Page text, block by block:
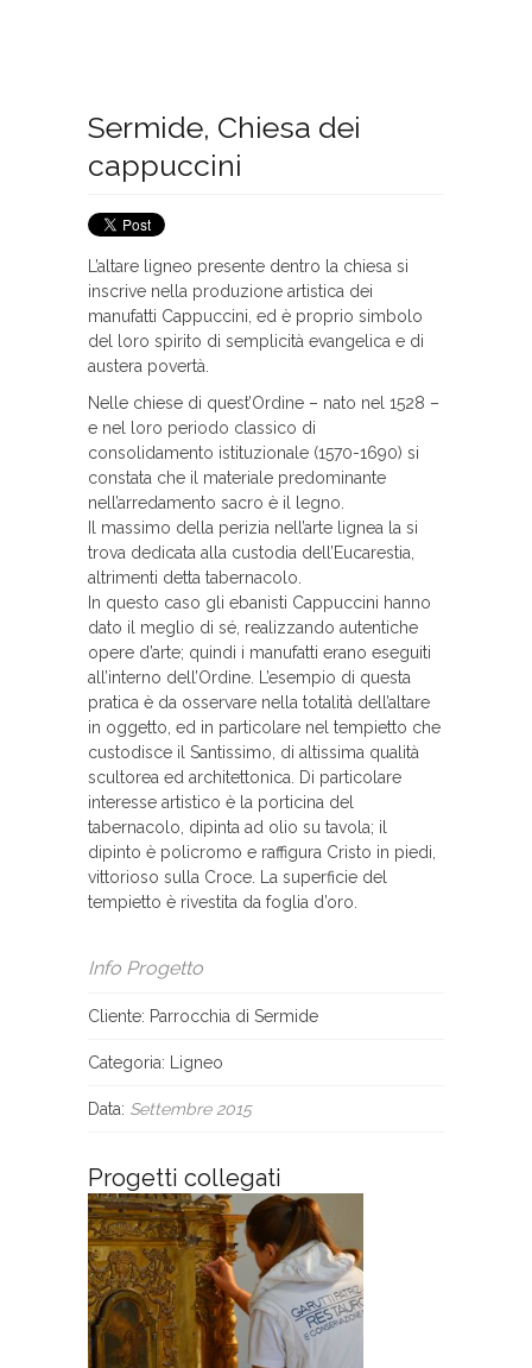
Sermide, Chiesa dei
cappuccini
L’altare ligneo presente dentro la chiesa si
inscrive nella produzione artistica dei
manufatti Cappuccini, ed è proprio simbolo
del loro spirito di semplicità evangelica e di
austera povertà.
Nelle chiese di quest’Ordine – nato nel 1528 –
e nel loro periodo classico di
consolidamento istituzionale (1570-1690) si
constata che il materiale predominante
nell’arredamento sacro è il legno.
Il massimo della perizia nell’arte lignea la si
trova dedicata alla custodia dell’Eucarestia,
altrimenti detta tabernacolo.
In questo caso gli ebanisti Cappuccini hanno
dato il meglio di sé, realizzando autentiche
opere d’arte; quindi i manufatti erano eseguiti
all’interno dell’Ordine. L’esempio di questa
pratica è da osservare nella totalità dell’altare
in oggetto, ed in particolare nel tempietto che
custodisce il Santissimo, di altissima qualità
scultorea ed architettonica. Di particolare
interesse artistico è la porticina del
tabernacolo, dipinta ad olio su tavola; il
dipinto è policromo e raffigura Cristo in piedi,
vittorioso sulla Croce. La superficie del
tempietto è rivestita da foglia d’oro.
Info Progetto
Cliente: Parrocchia di Sermide
Categoria: Ligneo
Data: Settembre 2015
Progetti collegati